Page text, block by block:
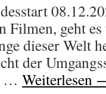
Filmen, geht
dieser Welt
der
… Weiterlesen